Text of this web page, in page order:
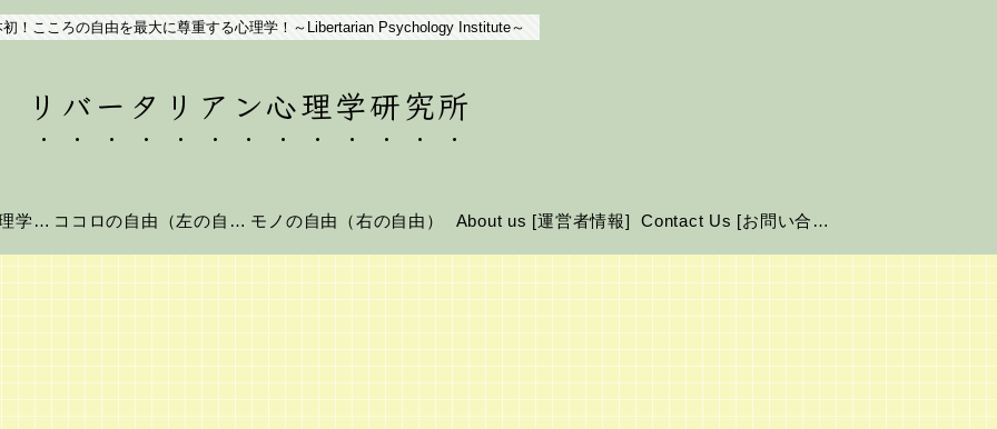
！こころの自由を最大に尊重する心理学！～Libertarian Psychology Institute～
リバータリアン心理学研究所
リバータリアン心理学とは？ ココロの自由（左の自由） モノの自由（右の自由） About us [運営者情報] Contact Us [お問い合わせ]